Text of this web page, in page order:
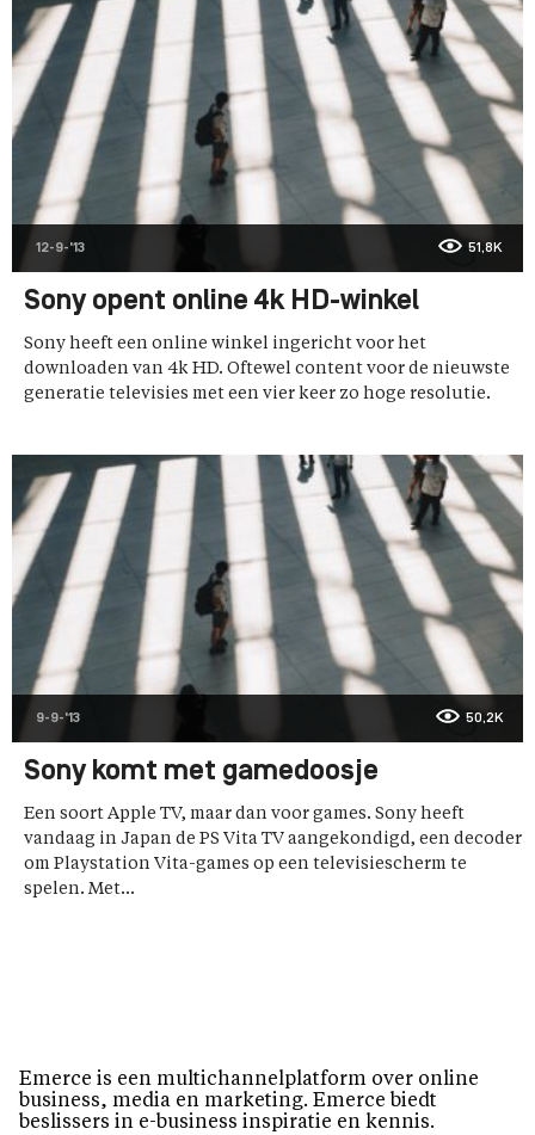
12-9-'13 51,8K
Sony opent online 4k HD-winkel
Sony heeft een online winkel ingericht voor het
downloaden van 4k HD. Oftewel content voor de nieuwste
generatie televisies met een vier keer zo hoge resolutie.
9-9-'13 50,2K
Sony komt met gamedoosje
Een soort Apple TV, maar dan voor games. Sony heeft
vandaag in Japan de PS Vita TV aangekondigd, een decoder
om Playstation Vita-games op een televisiescherm te
spelen. Met...
Emerce is een multichannelplatform over online
business, media en marketing. Emerce biedt
beslissers in e-business inspiratie en kennis.